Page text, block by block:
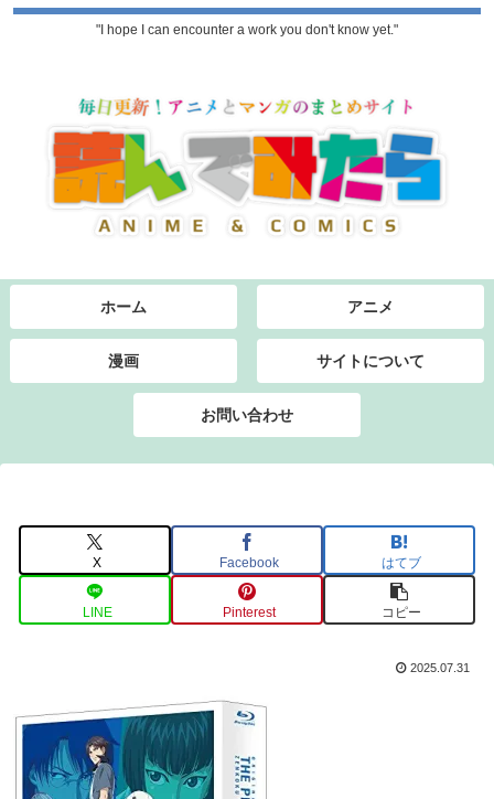
"I hope I can encounter a work you don't know yet."
ホーム アニメ
漫画 サイトについて
お問い合わせ
X Facebook はてブ
LINE Pinterest コピー
2025.07.31